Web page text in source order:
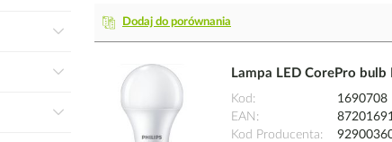
Dodaj do porównania
Lampa LED CorePro
Kod
1690708
EAN
Kod Producenta